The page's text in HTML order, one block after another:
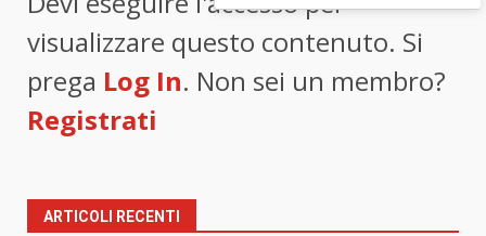
visualizzare questo contenuto. Si
prega Log In. Non sei un membro?
Registrati
ARTICOLI RECENTI